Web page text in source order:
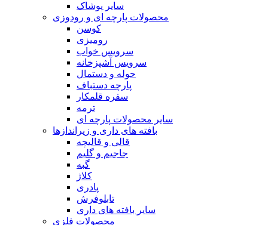
سایر پوشاک
محصولات پارچه ای و رودوزی
کوسن
رومیزی
سرویس خواب
سرویس آشپزخانه
حوله و دستمال
پارچه دستباف
سفره قلمکار
ترمه
سایر محصولات پارچه ای
بافته های داری و زیراندازها
قالی و قالیچه
جاجیم و گلیم
گبه
کلاژ
پادری
تابلوفرش
سایر بافته های داری
محصولات فلزی